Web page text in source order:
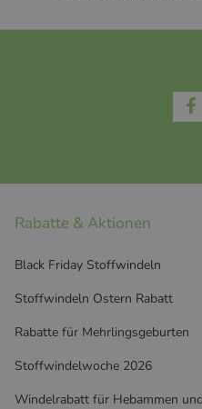
Rabatte & Aktionen
Black Friday Stoffwindeln
Stoffwindeln Ostern Rabatt
Rabatte für Mehrlingsgeburten
Stoffwindelwoche 2026
Windelrabatt für Hebammen